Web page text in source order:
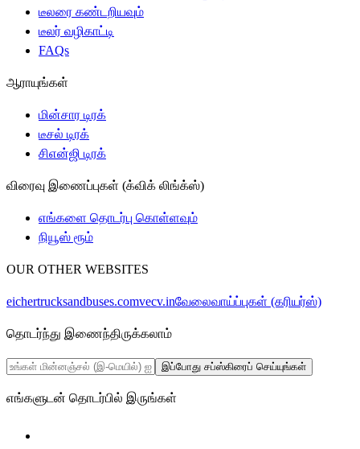
டீலரை கண்டறியவும்
டீலர் வழிகாட்டி
FAQs
ஆராயுங்கள்
மின்சார டிரக்
டீசல் டிரக்
சிஎன்ஜி டிரக்
விரைவு இணைப்புகள் (க்விக் லிங்க்ஸ்)
எங்களை தொடர்பு கொள்ளவும்
நியூஸ் ரூம்
OUR OTHER WEBSITES
eichertrucksandbuses.comvecv.inவேலைவாய்ப்புகள் (கரியர்ஸ்)
தொடர்ந்து இணைந்திருக்கலாம்
இப்போது சப்ஸ்கிரைப் செய்யுங்கள்
எங்களுடன் தொடர்பில் இருங்கள்